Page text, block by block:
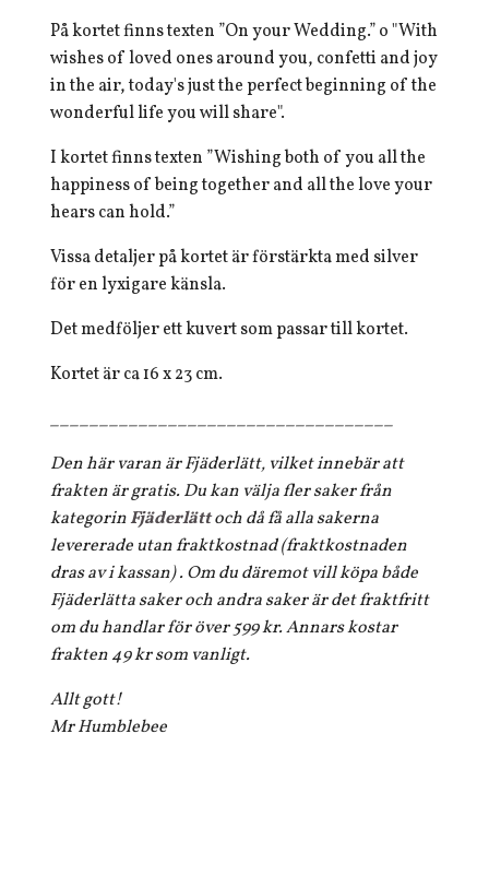
På kortet finns texten ”On your Wedding.” o "With
wishes of loved ones around you, confetti and joy
in the air, today's just the perfect beginning of the
wonderful life you will share".
I kortet finns texten ”Wishing both of you all the
happiness of being together and all the love your
hears can hold.”
Vissa detaljer på kortet är förstärkta med silver
för en lyxigare känsla.
Det medföljer ett kuvert som passar till kortet.
Kortet är ca 16 x 23 cm.
___________________________________
Den här varan är Fjäderlätt, vilket innebär att
frakten är gratis. Du kan välja fler saker från
kategorinFjäderlättoch då få alla sakerna
levererade utan fraktkostnad (fraktkostnaden
dras av i kassan) . Om du däremot vill köpa både
Fjäderlätta saker och andra saker är det fraktfritt
om du handlar för över 599 kr. Annars kostar
frakten 49 kr som vanligt.
Allt gott!
Mr Humblebee